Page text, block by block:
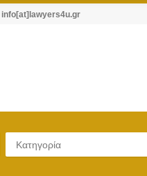
info[at]lawyers4u.gr
Κατηγορία